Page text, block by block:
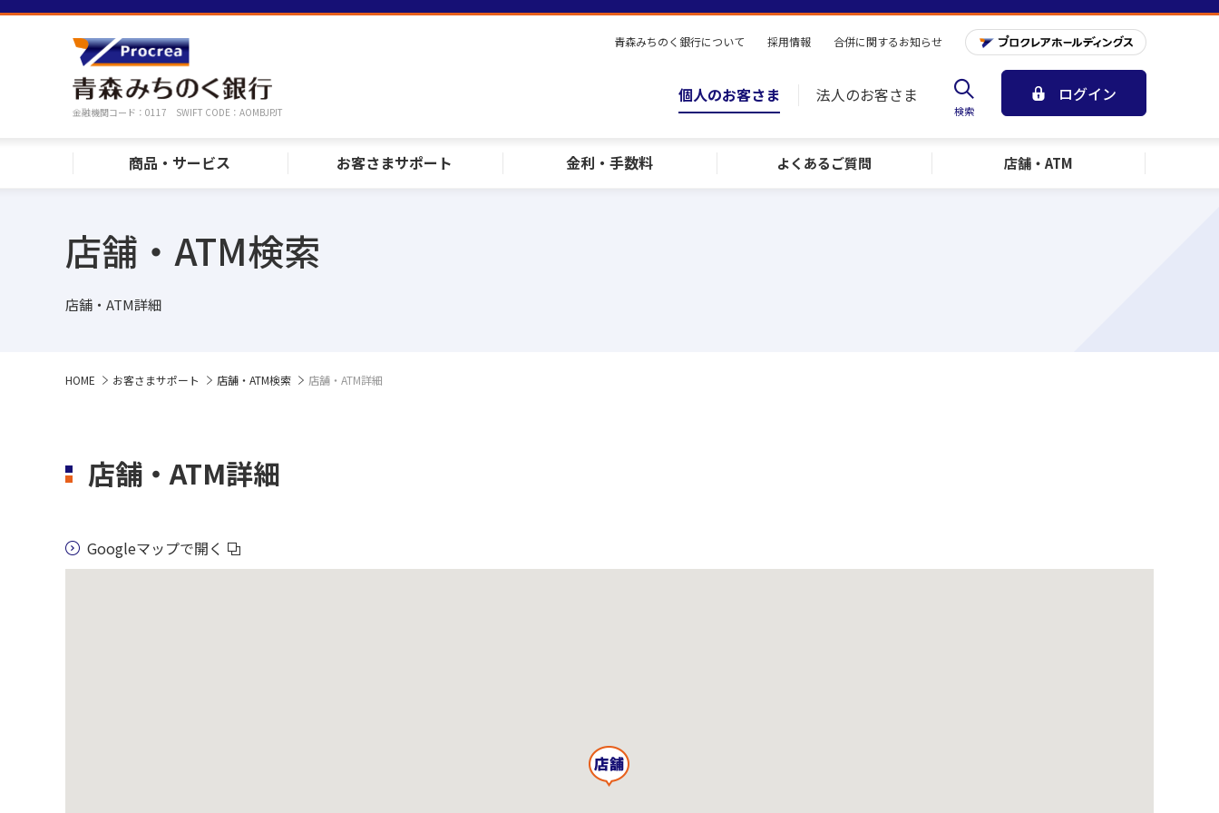
金融機関コード：0117 SWIFT CODE：AOMBJPJT
商品・サービス お客さまサポート 金利・手数料 よくあるご質問 店舗・ATM
青森みちのく銀行について 採用情報 合併に関するお知らせ
個人のお客さま 法人のお客さま
検索
ログイン
店舗・ATM検索
店舗・ATM詳細
HOME お客さまサポート 店舗・ATM検索 店舗・ATM詳細
店舗・ATM詳細
Googleマップで開く